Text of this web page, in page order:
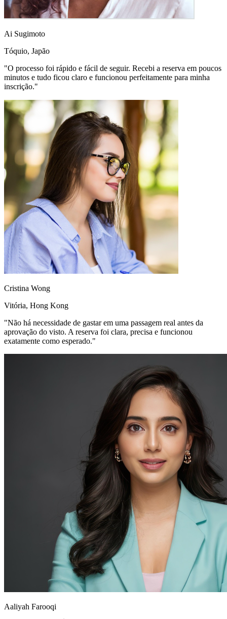
Ai Sugimoto
Tóquio, Japão
"O processo foi rápido e fácil de seguir. Recebi a reserva em poucos
minutos e tudo ficou claro e funcionou perfeitamente para minha
inscrição."
Cristina Wong
Vitória, Hong Kong
"Não há necessidade de gastar em uma passagem real antes da
aprovação do visto. A reserva foi clara, precisa e funcionou
exatamente como esperado."
Aaliyah Farooqi